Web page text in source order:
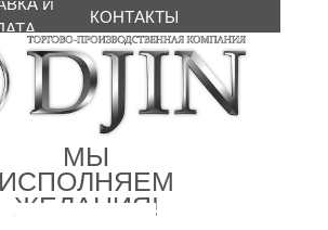
МЫ
ИСПОЛНЯЕМ
ЖЕЛАНИЯ!
И
КОНТАКТЫ